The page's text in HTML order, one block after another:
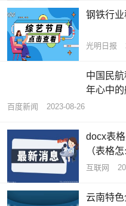
钢铁行
光明日报
中国民
年心中
百度新闻 2023-08-26
docx表
（表格
互联网
云南特